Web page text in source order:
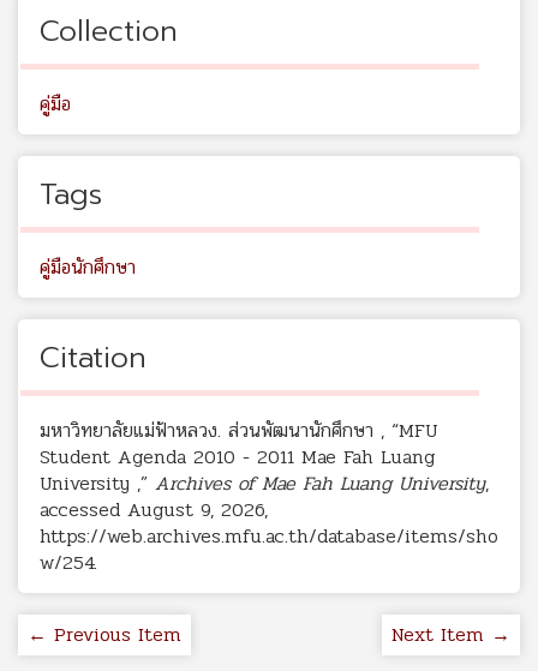
Collection
คู่มือ
Tags
คู่มือนักศึกษา
Citation
มหาวิทยาลัยแม่ฟ้าหลวง. ส่วนพัฒนานักศึกษา , “MFU
Student Agenda 2010 - 2011 Mae Fah Luang
University ,” Archives of Mae Fah Luang University,
accessed August 9, 2026,
https://web.archives.mfu.ac.th/database/items/sho
w/254.
← Previous Item Next Item →